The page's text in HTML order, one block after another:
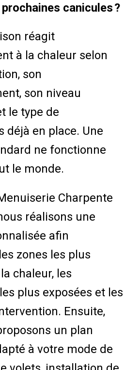
canicules ?
réagit
à la chaleur selon
son
son niveau
le type de
déjà en place. Une
ne fonctionne
le monde.
Charpente
réalisons une
afin
zones les plus
chaleur, les
plus exposées et les
Ensuite,
un plan
à votre mode de